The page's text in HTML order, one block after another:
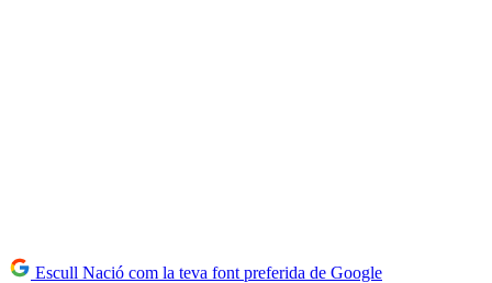
Escull Nació com la teva font preferida de Google